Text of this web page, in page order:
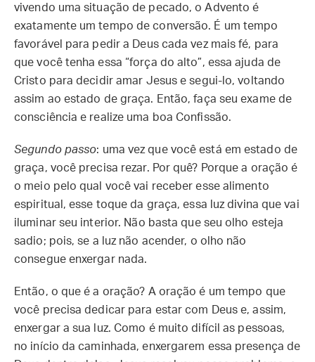
vivendo uma situação de pecado, o Advento é
exatamente um tempo de conversão. É um tempo
favorável para pedir a Deus cada vez mais fé, para
que você tenha essa “força do alto”, essa ajuda de
Cristo para decidir amar Jesus e segui-lo, voltando
assim ao estado de graça. Então, faça seu exame de
consciência e realize uma boa Confissão.
Segundo passo: uma vez que você está em estado de
graça, você precisa rezar. Por quê? Porque a oração é
o meio pelo qual você vai receber esse alimento
espiritual, esse toque da graça, essa luz divina que vai
iluminar seu interior. Não basta que seu olho esteja
sadio; pois, se a luz não acender, o olho não
consegue enxergar nada.
Então, o que é a oração? A oração é um tempo que
você precisa dedicar para estar com Deus e, assim,
enxergar a sua luz. Como é muito difícil as pessoas,
no início da caminhada, enxergarem essa presença de